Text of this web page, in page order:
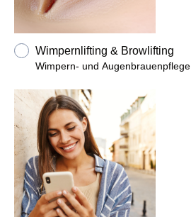
Wimpernlifting & Browlifting
Wimpern- und Augenbrauenpflege